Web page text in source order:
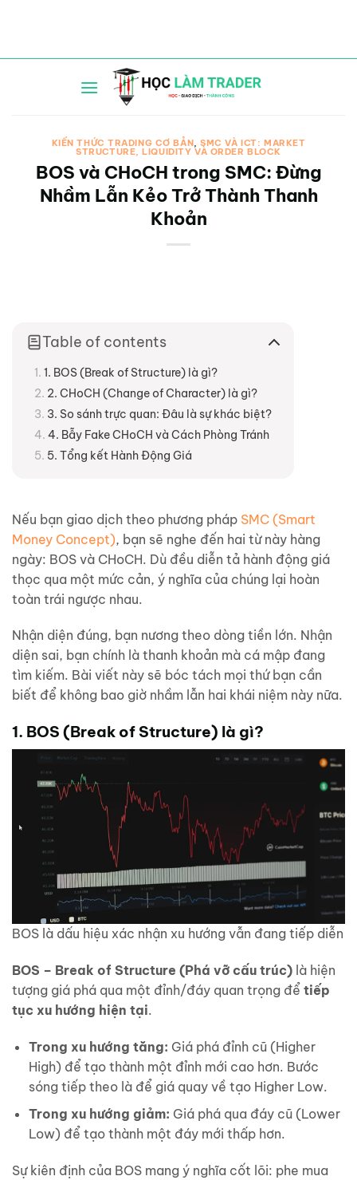
KIẾN THỨC TRADING CƠ BẢN,SMC VÀ ICT: MARKET
STRUCTURE, LIQUIDITY VÀ ORDER BLOCK
BOS và CHoCH trong SMC: Đừng
Nhầm Lẫn Kẻo Trở Thành Thanh
Khoản
Table of contents
1. BOS (Break of Structure) là gì?
2. CHoCH (Change of Character) là gì?
3. So sánh trực quan: Đâu là sự khác biệt?
4. Bẫy Fake CHoCH và Cách Phòng Tránh
5. Tổng kết Hành Động Giá
Nếu bạn giao dịch theo phương pháp SMC (Smart
Money Concept), bạn sẽ nghe đến hai từ này hàng
ngày: BOS và CHoCH. Dù đều diễn tả hành động giá
thọc qua một mức cản, ý nghĩa của chúng lại hoàn
toàn trái ngược nhau.
Nhận diện đúng, bạn nương theo dòng tiền lớn. Nhận
diện sai, bạn chính là thanh khoản mà cá mập đang
tìm kiếm. Bài viết này sẽ bóc tách mọi thứ bạn cần
biết để không bao giờ nhầm lẫn hai khái niệm này nữa.
1. BOS (Break of Structure) là gì?
BOS là dấu hiệu xác nhận xu hướng vẫn đang tiếp diễn
BOS – Break of Structure (Phá vỡ cấu trúc) là hiện
tượng giá phá qua một đỉnh/đáy quan trọng để tiếp
tục xu hướng hiện tại.
Trong xu hướng tăng: Giá phá đỉnh cũ (Higher
High) để tạo thành một đỉnh mới cao hơn. Bước
sóng tiếp theo là để giá quay về tạo Higher Low.
Trong xu hướng giảm: Giá phá qua đáy cũ (Lower
Low) để tạo thành một đáy mới thấp hơn.
Sự kiên định của BOS mang ý nghĩa cốt lõi: phe mua